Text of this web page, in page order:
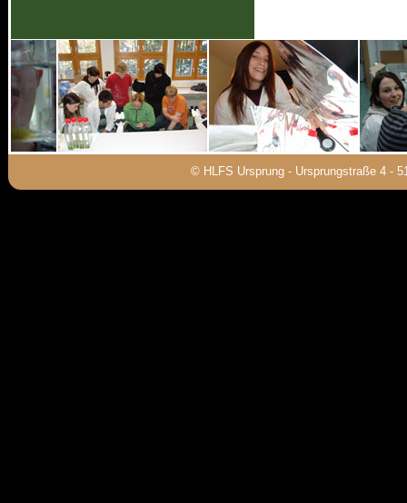
© HLFS Ursprung - Ursprungstraße 4 -